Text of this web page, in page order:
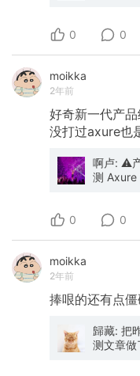
然后用
0 0
moikka
2年前
好奇新一代产
没打过axure也
啊卢: ⚠️产
测 Axure
0 0
moikka
2年前
捧哏的还有点僵
歸藏: 把
测文章做了一个播